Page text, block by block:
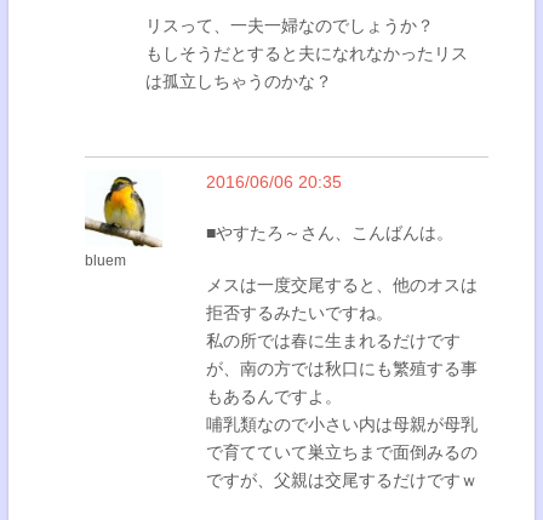
リスって、一夫一婦なのでしょうか？
もしそうだとすると夫になれなかったリス
は孤立しちゃうのかな？
bluem
2016/06/06 20:35
■やすたろ～さん、こんばんは。
メスは一度交尾すると、他のオスは
拒否するみたいですね。
私の所では春に生まれるだけです
が、南の方では秋口にも繁殖する事
もあるんですよ。
哺乳類なので小さい内は母親が母乳
で育てていて巣立ちまで面倒みるの
ですが、父親は交尾するだけですｗ